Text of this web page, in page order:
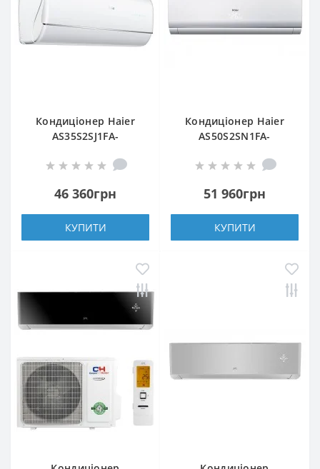
Кондиціонер Haier
AS35S2SJ1FA-
46 360грн
КУПИТИ
Кондиціонер Haier
AS50S2SN1FA-
51 960грн
КУПИТИ